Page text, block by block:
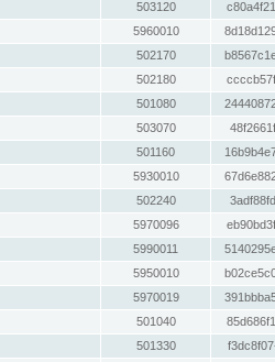
503120
5960010
502170
502180
501080
503070
501160
5930010
502240
5970096
5990011
5950010
5970019
501040
501330